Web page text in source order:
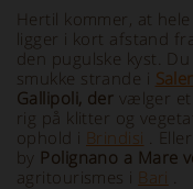
Hertil kommer, at
ligger i kort afstand
den pugulske kyst.
smukke strande i
Gallipoli, der vælger
rig på klitter og
ophold i Brindisi .
by Polignano a Mare
agritourismes i Bari .